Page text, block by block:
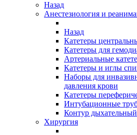
Назад
Анестезиология и
Назад
Катетеры
Катетеры для
Артериальные
Катетеры и иглы
Наборы для
давления крови
Катетеры
Интубационные
Контур дыхательный
Хирургия